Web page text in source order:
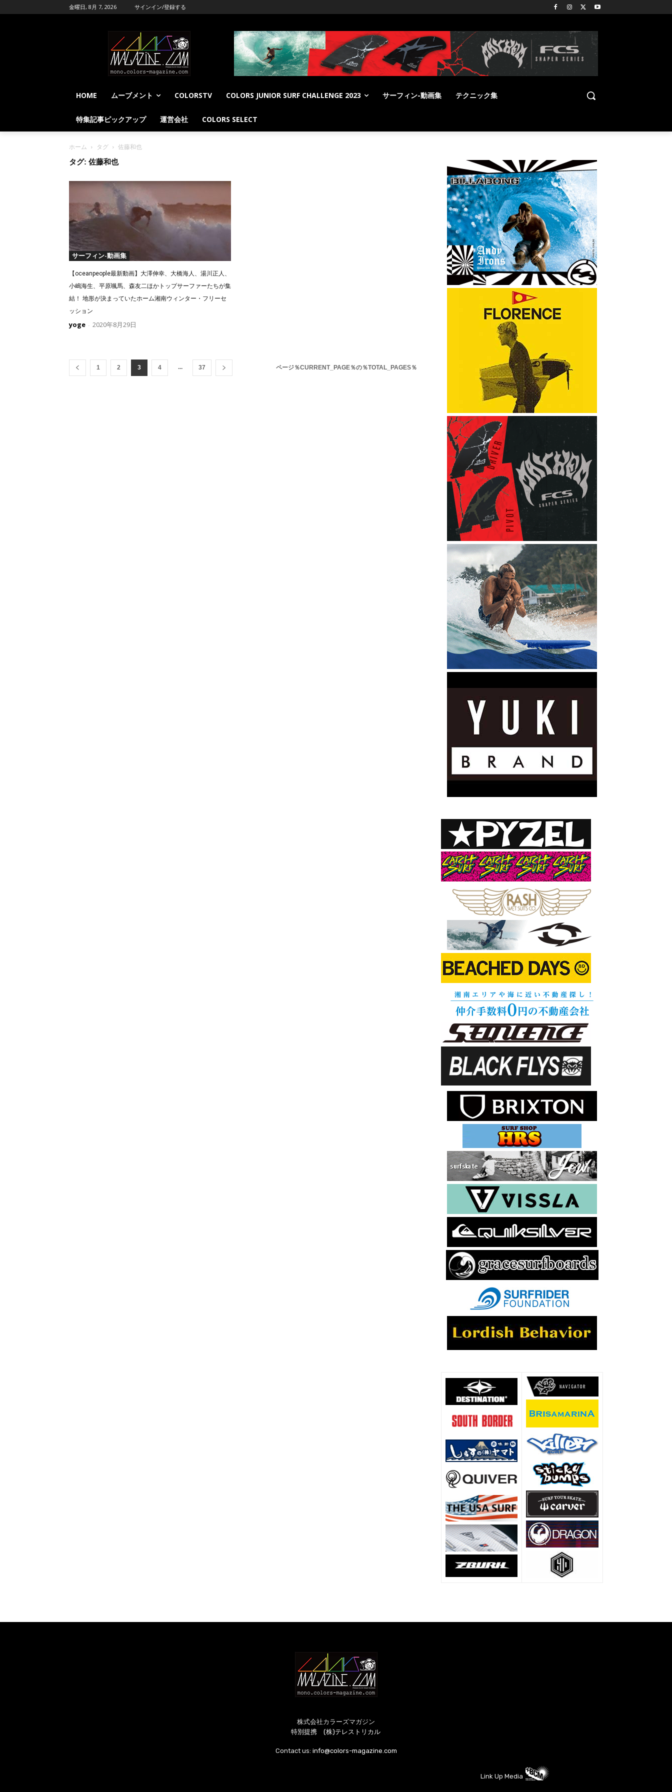
金曜日, 8月 7, 2026 サインイン/登録する
HOME ムーブメント COLORSTV COLORS JUNIOR SURF CHALLENGE 2023 サーフィン-動画集 テクニック集
特集記事ピックアップ 運営会社 COLORS SELECT
ホーム タグ
佐藤和也
タグ: 佐藤和也
サーフィン-動画集
【oceanpeople最新動画】大澤伸幸、大橋海人、湯川正人、
小嶋海生、平原颯馬、森友二ほかトップサーファーたちが集
結！ 地形が決まっていたホーム湘南ウィンター・フリーセ
ッション
yoge - 2020年8月29日
1 2 3 4 ... 37 ページ％CURRENT_PAGE％の％TOTAL_PAGES％
株式会社カラーズマガジン
特別提携 (株)テレストリカル
Contact us: info@colors-magazine.com
Link Up Media